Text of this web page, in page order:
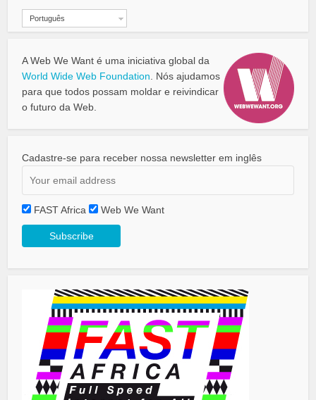
Português
A Web We Want é uma iniciativa global da
World Wide Web Foundation . Nós ajudamos
para que todos possam moldar e reivindicar
o futuro da Web.
Cadastre-se para receber nossa newsletter em inglês
FAST Africa Web We Want